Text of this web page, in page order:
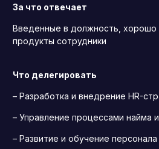
Финансовый директор (CFO)
Технический директор (CTO)
Мировой HR
За что отвечает
Введенные в должность, хорошо
продукты сотрудники
Что делегировать
– Разработка и внедрение HR-
– Управление процессами найма
– Развитие и обучение персонала